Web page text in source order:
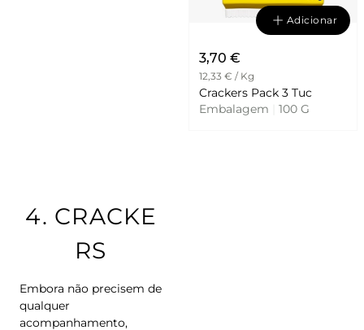
Adicionar
3,70 €
12,33 € / Kg
Crackers Pack 3 Tuc
Embalagem
100 G
4. CRACKE
RS
Embora não precisem de
qualquer
acompanhamento,